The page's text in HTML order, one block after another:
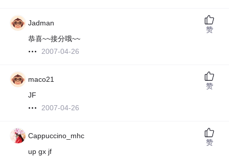
Jadman
恭喜~~接分哦~~
2007-04-26
赞
maco21
JF
2007-04-26
赞
Cappuccino_mhc
up gx jf
赞